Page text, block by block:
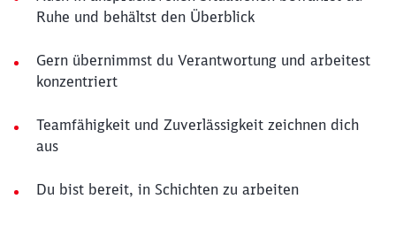
Ruhe und behältst den Überblick
Gern übernimmst du Verantwortung und arbeitest
konzentriert
Teamfähigkeit und Zuverlässigkeit zeichnen dich
aus
Du bist bereit, in Schichten zu arbeiten